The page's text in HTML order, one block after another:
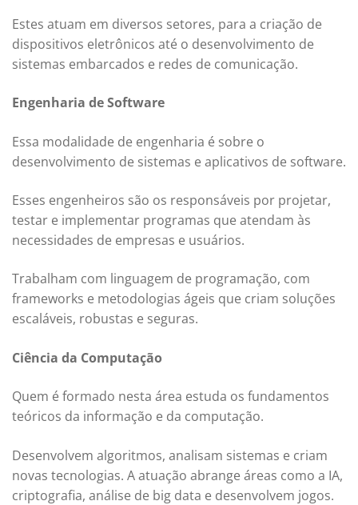
Estes atuam em diversos setores, para a criação de
dispositivos eletrônicos até o desenvolvimento de
sistemas embarcados e redes de comunicação.
Engenharia de Software
Essa modalidade de engenharia é sobre o
desenvolvimento de sistemas e aplicativos de software.
Esses engenheiros são os responsáveis por projetar,
testar e implementar programas que atendam às
necessidades de empresas e usuários.
Trabalham com linguagem de programação, com
frameworks e metodologias ágeis que criam soluções
escaláveis, robustas e seguras.
Ciência da Computação
Quem é formado nesta área estuda os fundamentos
teóricos da informação e da computação.
Desenvolvem algoritmos, analisam sistemas e criam
novas tecnologias. A atuação abrange áreas como a IA,
criptografia, análise de big data e desenvolvem jogos.